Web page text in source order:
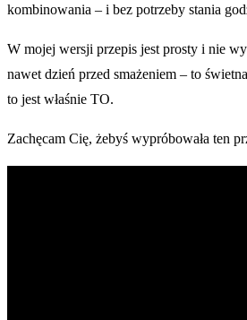
kombinowania – i bez potrzeby stania
W mojej wersji przepis jest prosty i nie
nawet dzień przed smażeniem – to
to jest właśnie TO.
Zachęcam Cię, żebyś wypróbowała ten